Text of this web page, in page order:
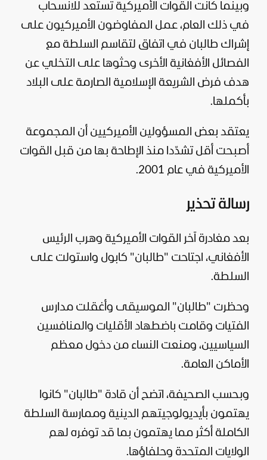
وبينما كانت القوات الأميركية تستعد للانسحاب
في ذلك العام، عمل المفاوضون الأميركيون على
إشراك طالبان في اتفاق لتقاسم السلطة مع
الفصائل الأفغانية الأخرى وحثوها على التخلي عن
هدف فرض الشريعة الإسلامية الصارمة على البلاد
بأكملها.
يعتقد بعض المسؤولين الأميركيين أن المجموعة
أصبحت أقل تشدّدا منذ الإطاحة بها من قبل القوات
الأميركية في عام 2001.
رسالة تحذير
بعد مغادرة آخر القوات الأميركية وهرب الرئيس
الأفغاني، اجتاحت "طالبان" كابول واستولت على
السلطة.
وحظرت "طالبان" الموسيقى وأغقلت مدارس
الفتيات وقامت باضطهاد الأقليات والمنافسين
السياسيين، ومنعت النساء من دخول معظم
الأماكن العامة.
وبحسب الصحيفة، اتضح أن قادة "طالبان" كانوا
يهتمون بأيديولوجيتهم الدينية وممارسة السلطة
الكاملة أكثر مما يهتمون بما قد توفره لهم
الولايات المتحدة وحلفاؤها.